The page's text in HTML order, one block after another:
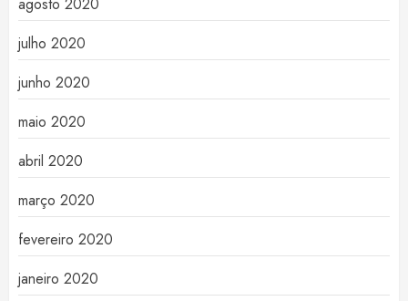
agosto 2020
julho 2020
junho 2020
maio 2020
abril 2020
março 2020
fevereiro 2020
janeiro 2020